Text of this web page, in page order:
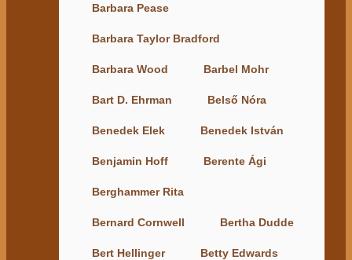
Barbara Pease
Barbara Taylor Bradford
Barbara Wood Barbel Mohr
Bart D. Ehrman Belső Nóra
Benedek Elek Benedek István
Benjamin Hoff Berente Ági
Berghammer Rita
Bernard Cornwell Bertha Dudde
Bert Hellinger Betty Edwards